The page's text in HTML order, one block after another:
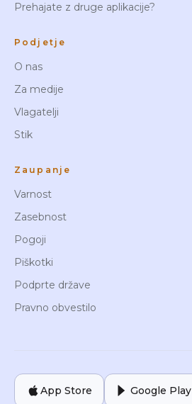
Prehajate z druge aplikacije?
Podjetje
O nas
Za medije
Vlagatelji
Stik
Zaupanje
Varnost
Zasebnost
Pogoji
Piškotki
Podprte države
Pravno obvestilo
App Store Google Play